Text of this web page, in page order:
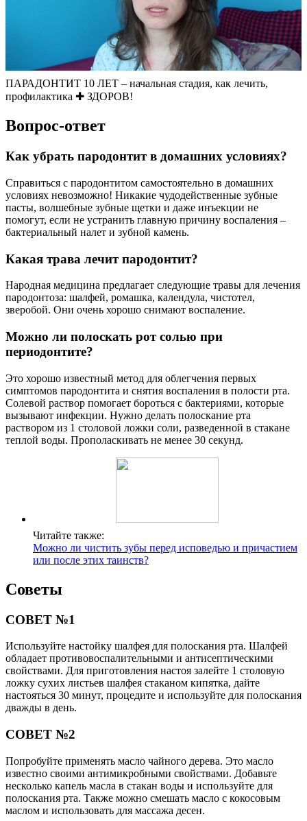
ПАРАДОНТИТ 10 ЛЕТ – начальная стадия, как лечить,
профилактика ✚ ЗДОРОВ!
Вопрос-ответ
Как убрать пародонтит в домашних условиях?
Справиться с пародонтитом самостоятельно в домашних
условиях невозможно! Никакие чудодейственные зубные
пасты, волшебные зубные щетки и даже инъекции не
помогут, если не устранить главную причину воспаления –
бактериальный налет и зубной камень.
Какая трава лечит пародонтит?
Народная медицина предлагает следующие травы для лечения
пародонтоза: шалфей, ромашка, календула, чистотел,
зверобой. Они очень хорошо снимают воспаление.
Можно ли полоскать рот солью при
периодонтите?
Это хорошо известный метод для облегчения первых
симптомов пародонтита и снятия воспаления в полости рта.
Солевой раствор помогает бороться с бактериями, которые
вызывают инфекции. Нужно делать полоскание рта
раствором из 1 столовой ложки соли, разведенной в стакане
теплой воды. Прополаскивать не менее 30 секунд.
Читайте также:
Можно ли чистить зубы перед исповедью и причастием
или после этих таинств?
Советы
СОВЕТ №1
Используйте настойку шалфея для полоскания рта. Шалфей
обладает противовоспалительными и антисептическими
свойствами. Для приготовления настоя залейте 1 столовую
ложку сухих листьев шалфея стаканом кипятка, дайте
настояться 30 минут, процедите и используйте для полоскания
дважды в день.
СОВЕТ №2
Попробуйте применять масло чайного дерева. Это масло
известно своими антимикробными свойствами. Добавьте
несколько капель масла в стакан воды и используйте для
полоскания рта. Также можно смешать масло с кокосовым
маслом и использовать для массажа десен.